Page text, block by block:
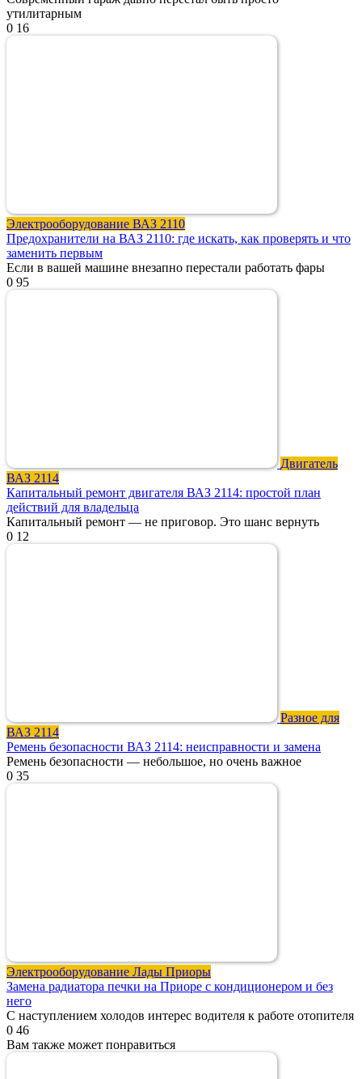
утилитарным
0 16
Электрооборудование ВАЗ 2110
Предохранители на ВАЗ 2110: где искать, как проверять и что
заменить первым
Если в вашей машине внезапно перестали работать фары
0 95
Двигатель
ВАЗ 2114
Капитальный ремонт двигателя ВАЗ 2114: простой план
действий для владельца
Капитальный ремонт — не приговор. Это шанс вернуть
0 12
Разное для
ВАЗ 2114
Ремень безопасности ВАЗ 2114: неисправности и замена
Ремень безопасности — небольшое, но очень важное
0 35
Электрооборудование Лады Приоры
Замена радиатора печки на Приоре с кондиционером и без
него
С наступлением холодов интерес водителя к работе отопителя
0 46
Вам также может понравиться